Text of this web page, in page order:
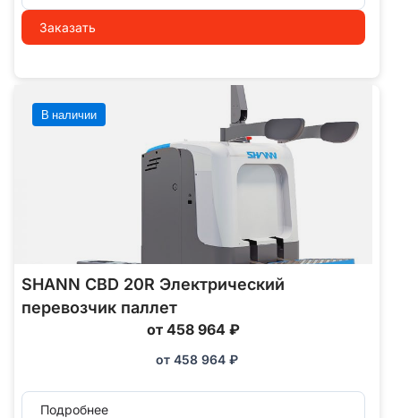
Заказать
В наличии
SHANN CBD 20R Электрический
перевозчик паллет
от 458 964 ₽
от 458 964 ₽
Подробнее